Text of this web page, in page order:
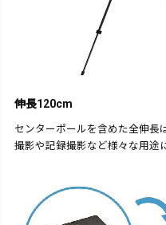
伸長120cm
センターポールを含めた全伸長
撮影や記録撮影など様々な用途